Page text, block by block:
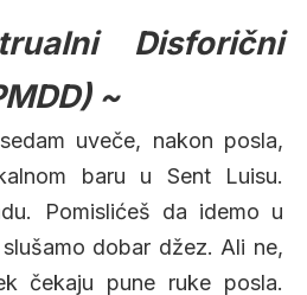
Disforični
~
uveče, nakon posla,
baru u Sent Luisu.
Pomislićeš da idemo u
dobar džez. Ali ne,
čekaju pune ruke posla.